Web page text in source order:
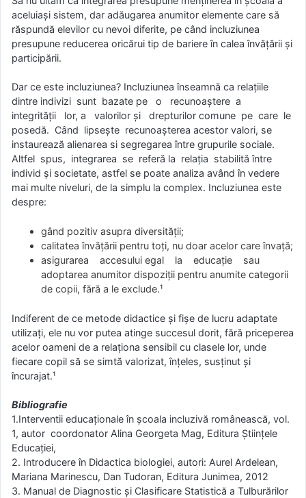
aceluiaşi sistem, dar adăugarea anumitor elemente care să
răspundă elevilor cu nevoi diferite, pe când incluziunea
presupune reducerea oricărui tip de bariere în calea învăţării şi
participării.
Dar ce este incluziunea? Incluziunea înseamnă ca relațiile
dintre indivizi sunt bazate pe o recunoaștere a
integrității lor, a valorilor și drepturilor comune pe care le
posedă. Când lipsește recunoașterea acestor valori, se
instaurează alienarea si segregarea între grupurile sociale.
Altfel spus, integrarea se referă la relația stabilită între
individ și societate, astfel se poate analiza având în vedere
mai multe niveluri, de la simplu la complex. Incluziunea este
despre:
gând pozitiv asupra diversității;
calitatea învățării pentru toți, nu doar acelor care învață;
asigurarea accesului egal la educație sau
adoptarea anumitor dispoziții pentru anumite categorii
de copii, fără a le exclude.¹
Indiferent de ce metode didactice și fișe de lucru adaptate
utilizați, ele nu vor putea atinge succesul dorit, fără priceperea
acelor oameni de a relaționa sensibil cu clasele lor, unde
fiecare copil să se simtă valorizat, înțeles, susținut și
încurajat.¹
Bibliografie
1.Interventii educaționale în școala incluzivă românească, vol.
1, autor coordonator Alina Georgeta Mag, Editura Științele
Educației,
2. Introducere în Didactica biologiei, autori: Aurel Ardelean,
Mariana Marinescu, Dan Tudoran, Editura Junimea, 2012
3. Manual de Diagnostic și Clasificare Statistică a Tulburărilor